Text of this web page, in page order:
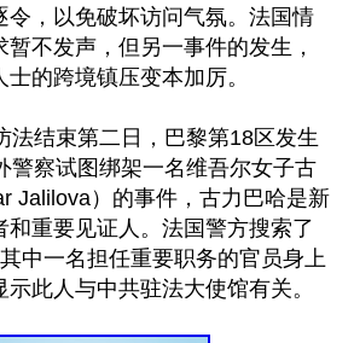
令，以免破坏访问气氛。法国情
不发声，但另一事件的发生，
的跨境镇压变本加厉。
法结束第二日，巴黎第18区发生
警察试图绑架一名维吾尔女子古
Jalilova）的事件，古力巴哈是新
和重要见证人。法国警方搜索了
中一名担任重要职务的官员身上
此人与中共驻法大使馆有关。